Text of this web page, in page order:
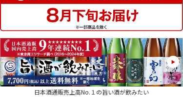
日本酒通販売上高No.１の旨い酒が飲みたい